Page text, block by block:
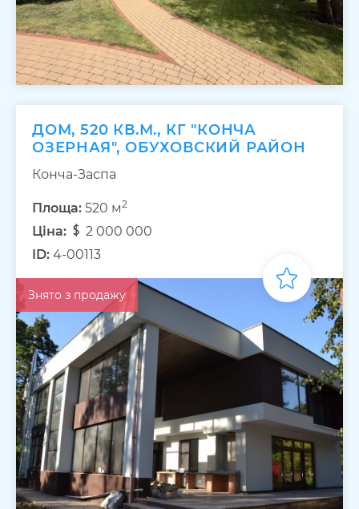
ДОМ, 520 КВ.М., КГ "КОНЧА
ОЗЕРНАЯ", ОБУХОВСКИЙ РАЙОН
Конча-Заспа
Площа: 520 м2
Ціна:
2 000 000
ID: 4-00113
Знято з продажу